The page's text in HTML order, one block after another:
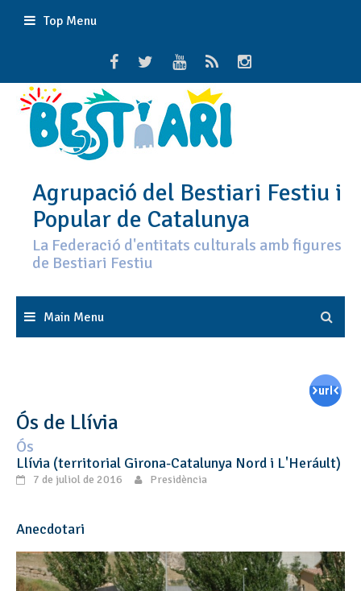
Top Menu
Agrupació del Bestiari Festiu i
Popular de Catalunya
La Federació d'entitats culturals amb figures
de Bestiari Festiu
Main Menu
Ós de Llívia
Ós
Llívia (territorial Girona-Catalunya Nord i L'Heráult)
7 de juliol de 2016 Presidència
Anecdotari